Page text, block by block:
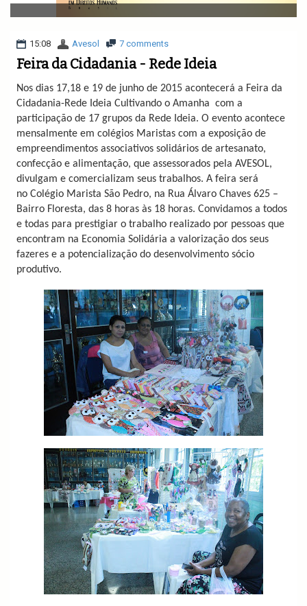
v
i
a
i
n
15:08 Avesol 7 comments
Feira da Cidadania - Rede Ideia
Nos dias 17,18 e 19 de junho de 2015 acontecerá a Feira da
Cidadania-Rede Ideia Cultivando o Amanha com a
participação de 17 grupos da Rede Ideia. O evento acontece
mensalmente em colégios Maristas com a exposição de
empreendimentos associativos solidários de artesanato,
confecção e alimentação, que assessorados pela AVESOL,
divulgam e comercializam seus trabalhos. A feira será
no Colégio Marista São Pedro, na Rua Álvaro Chaves 625 –
Bairro Floresta, das 8 horas às 18 horas. Convidamos a todos
e todas para prestigiar o trabalho realizado por pessoas que
encontram na Economia Solidária a valorização dos seus
fazeres e a potencialização do desenvolvimento sócio
produtivo.